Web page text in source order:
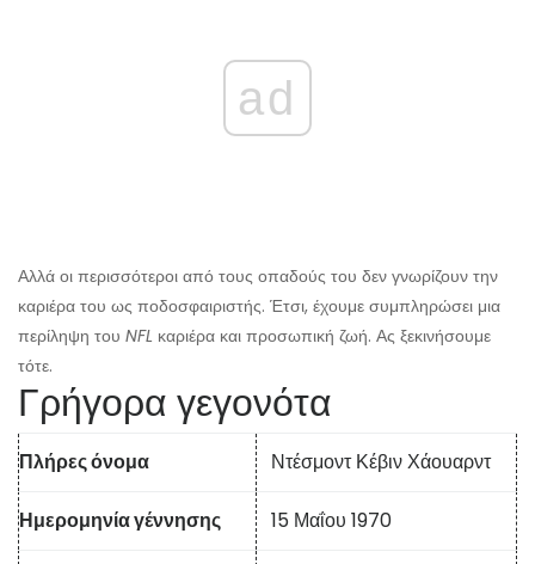
ad
Αλλά οι περισσότεροι από τους οπαδούς του δεν γνωρίζουν την
καριέρα του ως ποδοσφαιριστής. Έτσι, έχουμε συμπληρώσει μια
περίληψη του NFL καριέρα και προσωπική ζωή. Ας ξεκινήσουμε
τότε.
Γρήγορα γεγονότα
Πλήρες όνομα Ντέσμοντ Κέβιν Χάουαρντ
Ημερομηνία γέννησης 15 Μαΐου 1970